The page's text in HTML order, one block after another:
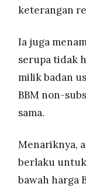
keterangan
Ia juga
serupa tidak
milik badan
BBM non-
sama.
Menariknya,
berlaku
bawah harga